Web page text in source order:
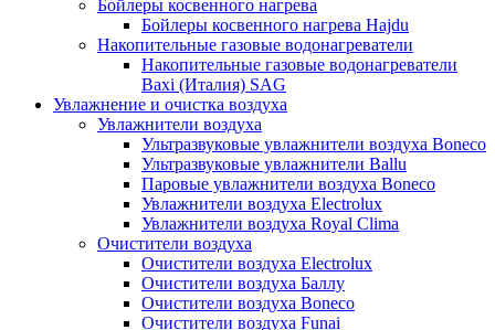
Бойлеры косвенного нагрева
Бойлеры косвенного нагрева Hajdu
Накопительные газовые водонагреватели
Накопительные газовые водонагреватели
Baxi (Италия) SAG
Увлажнение и очистка воздуха
Увлажнители воздуха
Ультразвуковые увлажнители воздуха Boneco
Ультразвуковые увлажнители Ballu
Паровые увлажнители воздуха Boneco
Увлажнители воздуха Electrolux
Увлажнители воздуха Royal Clima
Очистители воздуха
Очистители воздуха Electrolux
Очистители воздуха Баллу
Очистители воздуха Boneco
Очистители воздуха Funai